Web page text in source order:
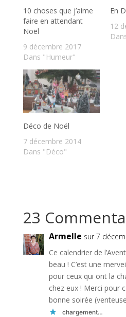
10 choses que j’aime
faire en attendant
Noël
9 décembre 2017
Dans "Humeur"
En
12
Déco de Noël
7 décembre 2014
Dans "Déco"
23
Armelle sur 7
Ce calendrier de
beau ! C’est une
pour ceux qui ont la
chez eux ! Merci pour
bonne soirée
chargement…